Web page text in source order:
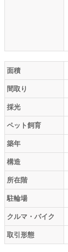
面積
間取り
採光
ペット飼育
築年
構造
所在階
駐輪場
クルマ・バイク
取引形態